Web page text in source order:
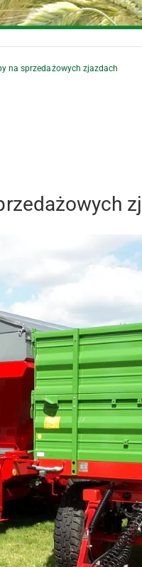
na sprzedażowych zjazdach